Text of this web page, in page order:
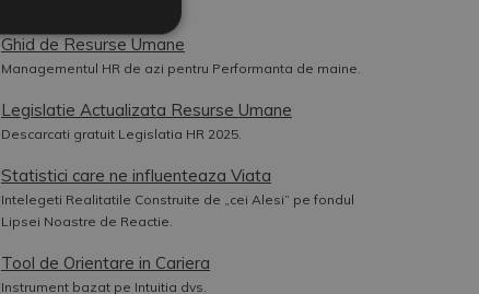
Ghid de Resurse Umane
Managementul HR de azi pentru Performanta de maine.
Legislatie Actualizata Resurse Umane
Descarcati gratuit Legislatia HR 2025.
Statistici care ne influenteaza Viata
Intelegeti Realitatile Construite de „cei Alesi” pe fondul
Lipsei Noastre de Reactie.
Tool de Orientare in Cariera
Instrument bazat pe Intuitia dvs.